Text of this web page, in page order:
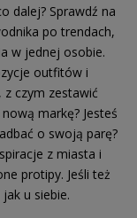
dalej? Sprawdź na
po trendach,
w jednej osobie.
outfitów i
z czym zestawić
markę? Jesteś
o swoją parę?
z miasta i
protipy. Jeśli też
u siebie.